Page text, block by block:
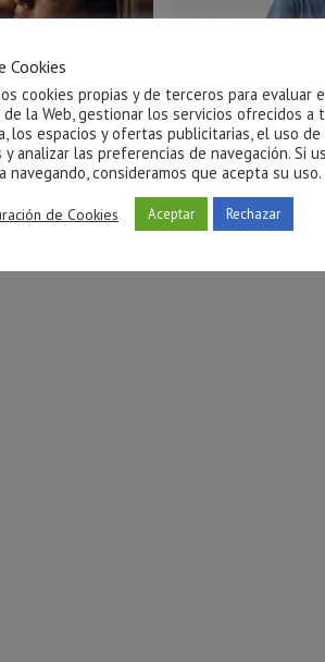
salir de una relación
El impacto
atención
Cookies
cookies propias y de terceros para evaluar
de la Web, gestionar los servicios ofrecidos a
los espacios y ofertas publicitarias, el uso
y analizar las preferencias de navegación. Si
navegando, consideramos que acepta su uso.
de Cookies Aceptar Rechazar